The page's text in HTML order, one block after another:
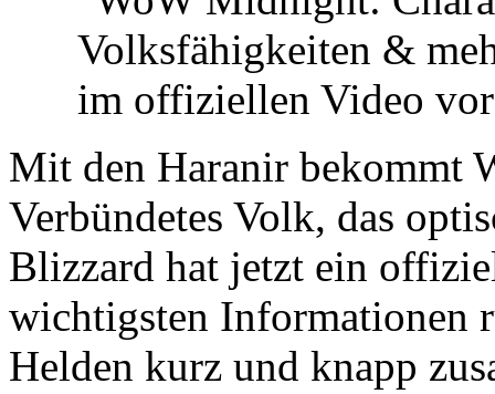
Mit den Haranir bekommt
Verbündetes Volk, das
Blizzard hat jetzt ein
wichtigsten Informationen
Helden kurz und knapp